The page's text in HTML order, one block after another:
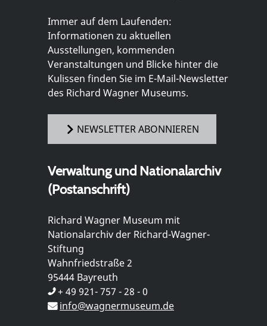
Immer auf dem Laufenden:
Informationen zu aktuellen
Ausstellungen, kommenden
Veranstaltungen und Blicke hinter die
Kulissen finden Sie im E-Mail-Newsletter
des Richard Wagner Museums.
NEWSLETTER ABONNIEREN
Verwaltung und Nationalarchiv
(Postanschrift)
Richard Wagner Museum mit
Nationalarchiv der Richard-Wagner-
Stiftung
Wahnfriedstraße 2
95444 Bayreuth
+ 49 921- 757 - 28 - 0
info@wagnermuseum.de